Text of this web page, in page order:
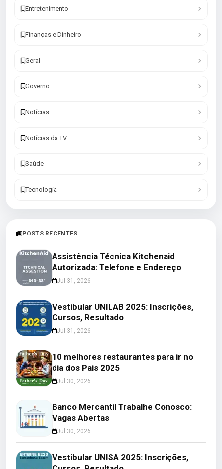
Entretenimento
Finanças e Dinheiro
Geral
Governo
Notícias
Notícias da TV
Saúde
Tecnologia
POSTS RECENTES
Assistência Técnica Kitchenaid
Autorizada: Telefone e Endereço
Jul 31, 2026
Vestibular UNILAB 2025: Inscrições,
Cursos, Resultado
Jul 31, 2026
10 melhores restaurantes para ir no
dia dos Pais 2025
Jul 30, 2026
Banco Mercantil Trabalhe Conosco:
Vagas Abertas
Jul 30, 2026
Vestibular UNISA 2025: Inscrições,